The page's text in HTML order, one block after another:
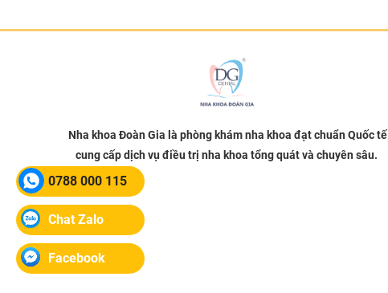
Nha khoa Đoàn Gia là phòng khám nha khoa đạt chuẩn Quốc tế
cung cấp dịch vụ điều trị nha khoa tổng quát và chuyên sâu.
0788 000 115
Chat Zalo
Facebook